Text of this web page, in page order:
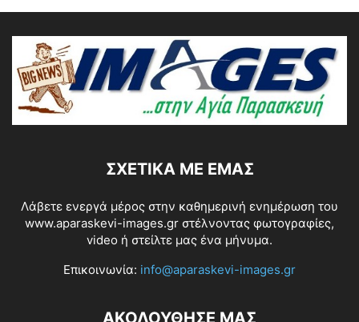
ΣΧΕΤΙΚΆ ΜΕ ΕΜΆΣ
Λάβετε ενεργά μέρος στην καθημερινή ενημέρωση του
www.aparaskevi-images.gr στέλνοντας φωτογραφίες,
video ή στείλτε μας ένα μήνυμα.
Επικοινωνία: info@aparaskevi-images.gr
ΑΚΟΛΟΥΘΗΣΕ ΜΑΣ